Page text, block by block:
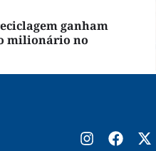
ganham
milionário no